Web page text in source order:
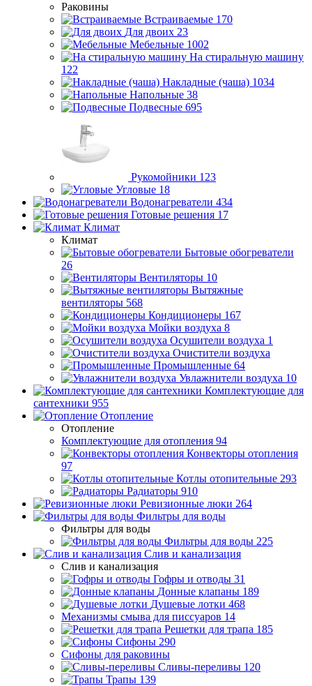
Раковины
Встраиваемые 170
Для двоих 23
Мебельные 1002
На стиральную машину
122
Накладные (чаша) 1034
Напольные 38
Подвесные 695
Рукомойники 123
Угловые 18
Водонагреватели 434
Готовые решения 17
Климат
Климат
Бытовые обогреватели
26
Вентиляторы 10
Вытяжные
вентиляторы 568
Кондиционеры 167
Мойки воздуха 8
Осушители воздуха 1
Очистители воздуха
Промышленные 64
Увлажнители воздуха 10
Комплектующие для
сантехники 955
Отопление
Отопление
Комплектующие для отопления 94
Конвекторы отопления
97
Котлы отопительные 293
Радиаторы 910
Ревизионные люки 264
Фильтры для воды
Фильтры для воды
Фильтры для воды 225
Слив и канализация
Слив и канализация
Гофры и отводы 31
Донные клапаны 189
Душевые лотки 468
Механизмы смыва для писсуаров 14
Решетки для трапа 185
Сифоны 290
Сифоны для раковины
Сливы-переливы 120
Трапы 139